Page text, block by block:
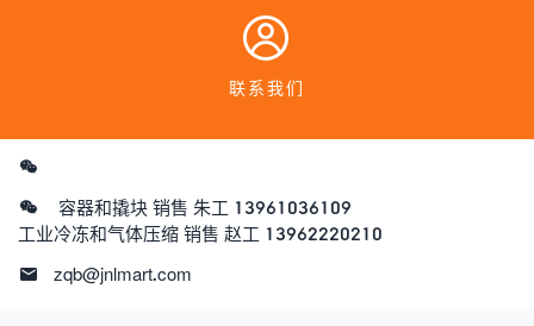
联系我们
容器和撬块 销售 朱工 13961036109
工业冷冻和气体压缩 销售 赵工 13962220210
zqb@jnlmart.com